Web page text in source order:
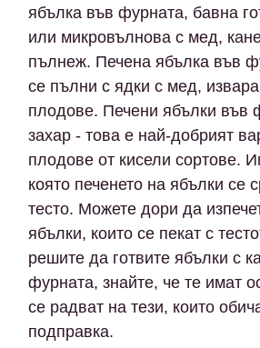
ябълка във фурната, бавна
или микровълнова с мед,
пълнеж. Печена ябълка във
се пълни с ядки с мед,
плодове. Печени ябълки във
захар - това е най-добрият
плодове от кисели сортове.
която печенето на ябълки се
тесто. Можете дори да
ябълки, които се пекат с
решите да готвите ябълки с
фурната, знайте, че те имат
се радват на тези, които
подправка.